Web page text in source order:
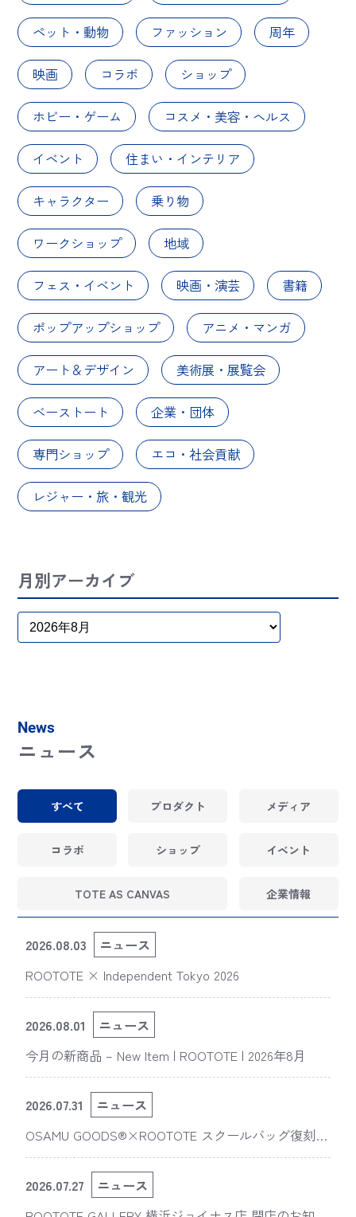
ペット・動物 ファッション 周年
映画 コラボ ショップ
ホビー・ゲーム コスメ・美容・ヘルス
イベント 住まい・インテリア
キャラクター 乗り物
ワークショップ 地域
フェス・イベント 映画・演芸 書籍
ポップアップショップ アニメ・マンガ
アート＆デザイン 美術展・展覧会
ベーストート 企業・団体
専門ショップ エコ・社会貢献
レジャー・旅・観光
月別アーカイブ
News
ニュース
すべて プロダクト メディア
コラボ ショップ イベント
TOTE AS CANVAS 企業情報
2026.08.03
ニュース
ROOTOTE × Independent Tokyo 2026
2026.08.01
ニュース
今月の新商品 – New Item | ROOTOTE | 2026年8月
2026.07.31
ニュース
OSAMU GOODS®×ROOTOTE スクールバッグ復刻
版“スライスドアイ”の新デザインが「The 50th Annive
rsary OSAMU GOODS展」に登場
2026.07.27
ニュース